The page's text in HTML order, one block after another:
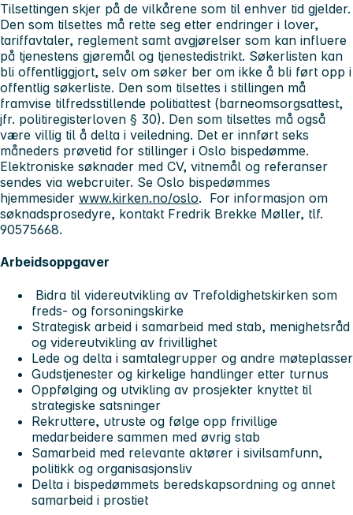
Tilsettingen skjer på de vilkårene som til enhver tid gjelder.
Den som tilsettes må rette seg etter endringer i lover,
tariffavtaler, reglement samt avgjørelser som kan influere
på tjenestens gjøremål og tjenestedistrikt. Søkerlisten kan
bli offentliggjort, selv om søker ber om ikke å bli ført opp i
offentlig søkerliste. Den som tilsettes i stillingen må
framvise tilfredsstillende politiattest (barneomsorgsattest,
jfr. politiregisterloven § 30). Den som tilsettes må også
være villig til å delta i veiledning. Det er innført seks
måneders prøvetid for stillinger i Oslo bispedømme.
Elektroniske søknader med CV, vitnemål og referanser
sendes via webcruiter. Se Oslo bispedømmes
hjemmesider www.kirken.no/oslo. For informasjon om
søknadsprosedyre, kontakt Fredrik Brekke Møller, tlf.
90575668.
Arbeidsoppgaver
Bidra til videreutvikling av Trefoldighetskirken som
freds- og forsoningskirke
Strategisk arbeid i samarbeid med stab, menighetsråd
og videreutvikling av frivillighet
Lede og delta i samtalegrupper og andre møteplasser
Gudstjenester og kirkelige handlinger etter turnus
Oppfølging og utvikling av prosjekter knyttet til
strategiske satsninger
Rekruttere, utruste og følge opp frivillige
medarbeidere sammen med øvrig stab
Samarbeid med relevante aktører i sivilsamfunn,
politikk og organisasjonsliv
Delta i bispedømmets beredskapsordning og annet
samarbeid i prostiet